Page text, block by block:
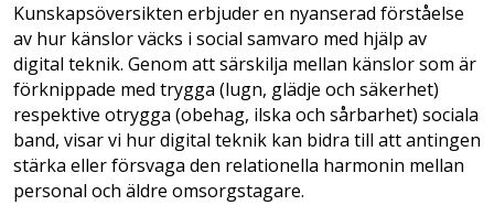
Kunskapsöversikten erbjuder en nyanserad förståelse
av hur känslor väcks i social samvaro med hjälp av
digital teknik. Genom att särskilja mellan känslor som är
förknippade med trygga (lugn, glädje och säkerhet)
respektive otrygga (obehag, ilska och sårbarhet) sociala
band, visar vi hur digital teknik kan bidra till att antingen
stärka eller försvaga den relationella harmonin mellan
personal och äldre omsorgstagare.